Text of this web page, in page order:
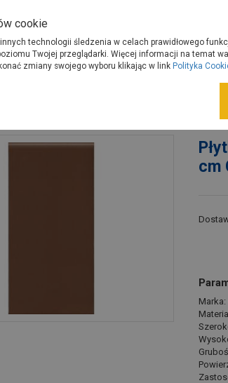
Produkty
PSB
Gdzie kupisz
parapetowa Brązowa gładka 30x14,8 cm CERRAD
cm
Marka:
cookie
technologii śledzenia w celach prawidłowego
Twojej przeglądarki. Więcej informacji na temat
zmiany swojego wyboru klikając w link Polityka